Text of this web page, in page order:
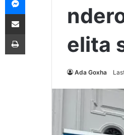
elita
Ada Goxha